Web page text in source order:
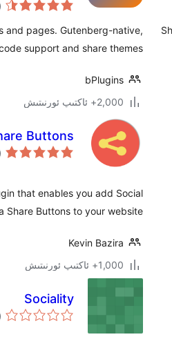
(3
and pages. Gutenberg-native,
support and share themes.
bPlugins
2,000+ ئاكتىپ ئورنىتىش
Buttons
(1
that enables you add Social
Share Buttons to your website.
Kevin Bazira
1,000+ ئاكتىپ ئورنىتىش
Sociality
(0